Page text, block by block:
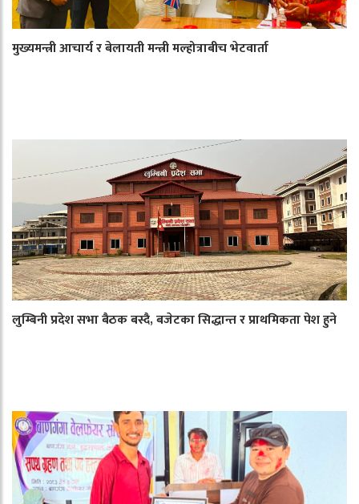
मुख्यमन्त्री आचार्य र बेलायती मन्त्री मल्होत्राबीच भेटवार्ता
लुम्बिनी प्रदेश सभा बैठक बस्दै, बजेटका सिद्धान्त र प्राथमिकता पेश हुने